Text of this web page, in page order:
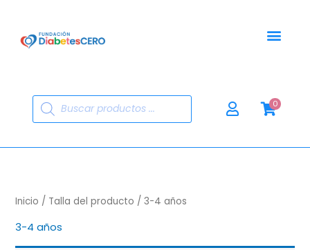
contenido
Búsqueda
de
productos
0
Inicio / Talla del producto / 3-4 años
3-4 años